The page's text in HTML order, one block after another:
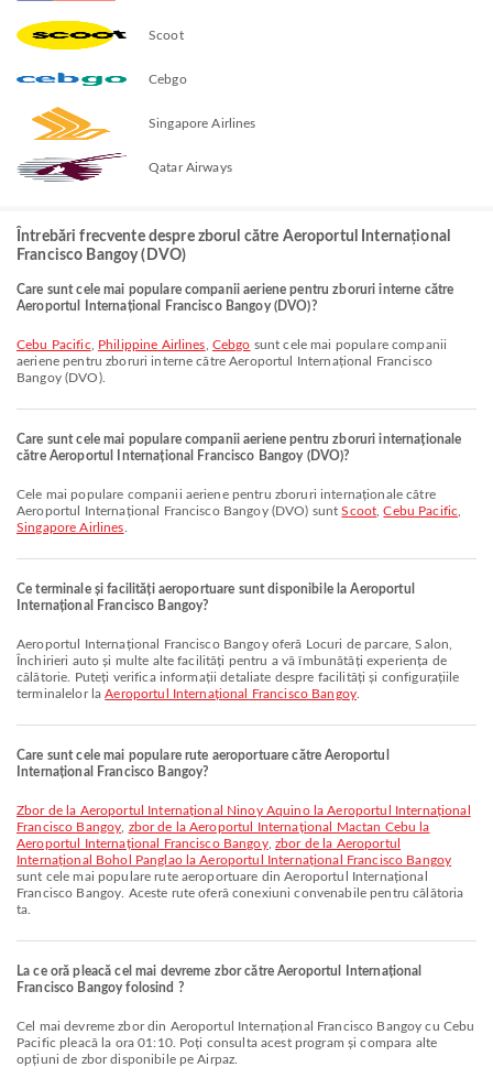
Scoot
Cebgo
Singapore Airlines
Qatar Airways
Întrebări frecvente despre zborul către Aeroportul Internațional
Francisco Bangoy (DVO)
Care sunt cele mai populare companii aeriene pentru zboruri interne către
Aeroportul Internațional Francisco Bangoy (DVO)?
Cebu Pacific Philippine Airlines Cebgo sunt cele mai populare companii
aeriene pentru zboruri interne către Aeroportul Internațional Francisco
Bangoy (DVO).
Care sunt cele mai populare companii aeriene pentru zboruri internaționale
către Aeroportul Internațional Francisco Bangoy (DVO)?
Cele mai populare companii aeriene pentru zboruri internaționale către
Aeroportul Internațional Francisco Bangoy (DVO) suntScoot ,Cebu Pacific
Singapore Airlines
Ce terminale și facilități aeroportuare sunt disponibile la Aeroportul
Internațional Francisco Bangoy?
Aeroportul Internațional Francisco Bangoy oferă Locuri de parcare, Salon,
Închirieri auto și multe alte facilități pentru a vă îmbunătăți experiența de
călătorie. Puteți verifica informații detaliate despre facilități și configurațiile
terminalelor laAeroportul Internațional Francisco Bangoy
Care sunt cele mai populare rute aeroportuare către Aeroportul
Internațional Francisco Bangoy?
zbor de la Aeroportul Internațional Ninoy Aquino la Aeroportul Internațional
Francisco Bangoy zbor de la Aeroportul Internațional Mactan Cebu la
Aeroportul Internațional Francisco Bangoy,zbor de la Aeroportul
Internațional Bohol Panglao la Aeroportul Internațional Francisco Bangoy
sunt cele mai populare rute aeroportuare din Aeroportul Internațional
Francisco Bangoy. Aceste rute oferă conexiuni convenabile pentru călătoria
ta.
La ce oră pleacă cel mai devreme zbor către Aeroportul Internațional
Francisco Bangoy folosind ?
Cel mai devreme zbor din Aeroportul Internațional Francisco Bangoy cu Cebu
Pacific pleacă la ora 01:10. Poți consulta acest program și compara alte
opțiuni de zbor disponibile pe Airpaz.